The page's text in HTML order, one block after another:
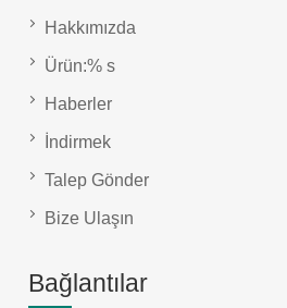
Hakkımızda
Ürün:% s
Haberler
İndirmek
Talep Gönder
Bize Ulaşın
Bağlantılar